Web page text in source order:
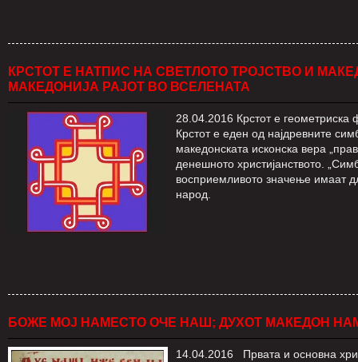
КРСТOT Е НАТПИС НА СВЕТЛОТО ТРОЈСТВО И
МАКЕДОНИЈА РАЈОТ ВО ВСЕЛЕНАТА
28.04.2016 Крстот е геометриска
Крстот е еден од најдревните
македонската исконска вера
денешното христијанството.
восприемливото значење имаат
народ.
БОЖЕ МОЈ НАМЕСТО ОЧЕ НАШ; ДУХОТ МАКЕДОН
14.04.2016 Првата и основна